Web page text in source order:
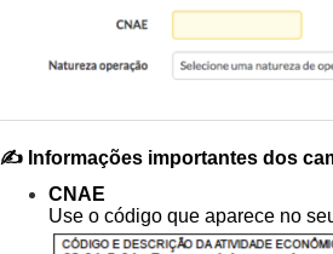
✍️ Informações importantes dos
CNAE
Use o código que aparece no